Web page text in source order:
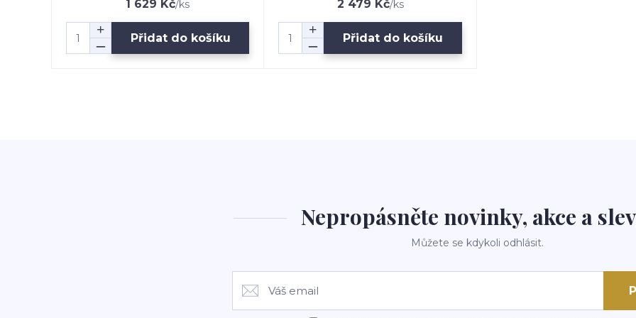
1 629 Kč/ks
Přidat do košíku
2 479 Kč/ks
Přidat do košíku
Nepropásněte novinky, akce a
Můžete se kdykoli odhlásit.